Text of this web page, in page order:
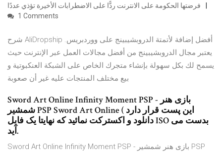
فرضتها الحكومة على الانترنت ردًّا على الاضطرابات الأخيرة تؤذي عددًا
1 Comments
شرح AliDropship أفضل إضافة لأتمتة الدروبشيبينج على ووردبريس.
يعتبر مجال الدروبشيبينج من أفضل مجالات العمل عبر الإنترنت حيث
يسمح لك بكل سهولة بإنشاء متجرك الخاص على الشبكة العنكبوتية و
بيع مختلف المنتجات عليه غير أن صعوبة
Sword Art Online Infinity Moment PSP - بازی هنر
شمشیر PSP Sword Art Online این پست قرار دارد )
دانلود و اکسترکت نمائید که نهایتا یک فایل ISO بدست می
آید.
Sword Art Online Infinity Moment PSP - بازی هنر شمشیر PSP